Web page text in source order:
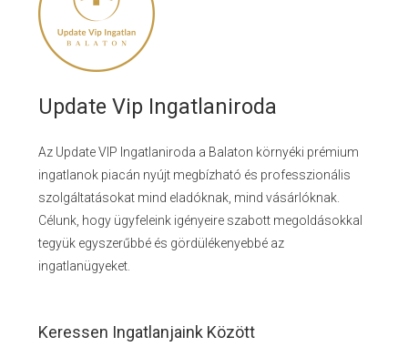
Update Vip Ingatlaniroda
Az Update VIP Ingatlaniroda a Balaton környéki prémium
ingatlanok piacán nyújt megbízható és professzionális
szolgáltatásokat mind eladóknak, mind vásárlóknak.
Célunk, hogy ügyfeleink igényeire szabott megoldásokkal
tegyük egyszerűbbé és gördülékenyebbé az
ingatlanügyeket.
Keressen Ingatlanjaink Között